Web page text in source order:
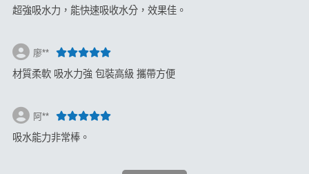
超強吸水力，能快速吸收水分，效果佳。
廖**
材質柔軟 吸水力強 包裝高級 攜帶方便
阿**
吸水能力非常棒。